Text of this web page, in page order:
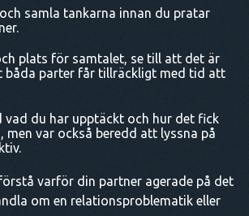
samla tankarna innan du pratar
plats för samtalet, se till att det är
båda parter får tillräckligt med tid att
vad du har upptäckt och hur det fick
men var också beredd att lyssna på
varför din partner agerade på det
om en relationsproblematik eller